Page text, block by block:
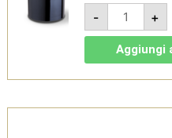
-
Diecianni
2020
-
Salice
Salentino
DOP
Rosso
+
Aggiungi